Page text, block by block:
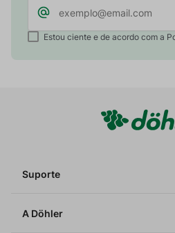
Estou ciente e de acordo com a
Suporte
A Döhler